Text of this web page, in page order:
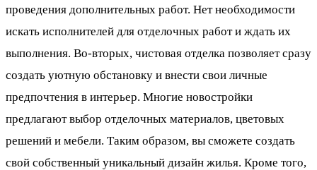
проведения дополнительных работ. Нет необходимости
искать исполнителей для отделочных работ и ждать их
выполнения. Во-вторых, чистовая отделка позволяет сразу
создать уютную обстановку и внести свои личные
предпочтения в интерьер. Многие новостройки
предлагают выбор отделочных материалов, цветовых
решений и мебели. Таким образом, вы сможете создать
свой собственный уникальный дизайн жилья. Кроме того,